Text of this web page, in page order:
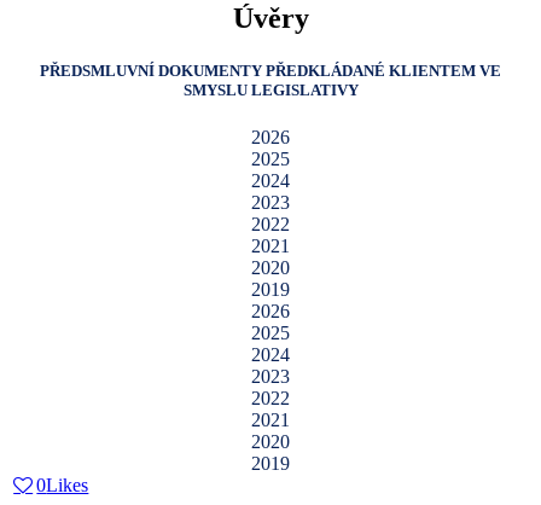
Úvěry
PŘEDSMLUVNÍ DOKUMENTY PŘEDKLÁDANÉ KLIENTEM VE
SMYSLU LEGISLATIVY
2026
2025
2024
2023
2022
2021
2020
2019
2026
2025
2024
2023
2022
2021
2020
2019
0Likes